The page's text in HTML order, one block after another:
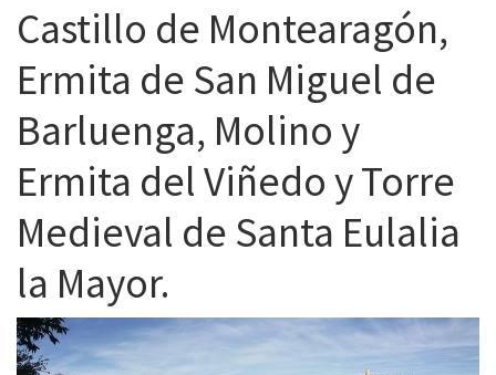
Castillo de Montearagón,
Ermita de San Miguel de
Barluenga, Molino y
Ermita del Viñedo y Torre
Medieval de Santa Eulalia
la Mayor.